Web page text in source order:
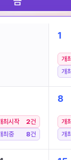
1
개
개
최시작 2건
최중
8건
8
개
개